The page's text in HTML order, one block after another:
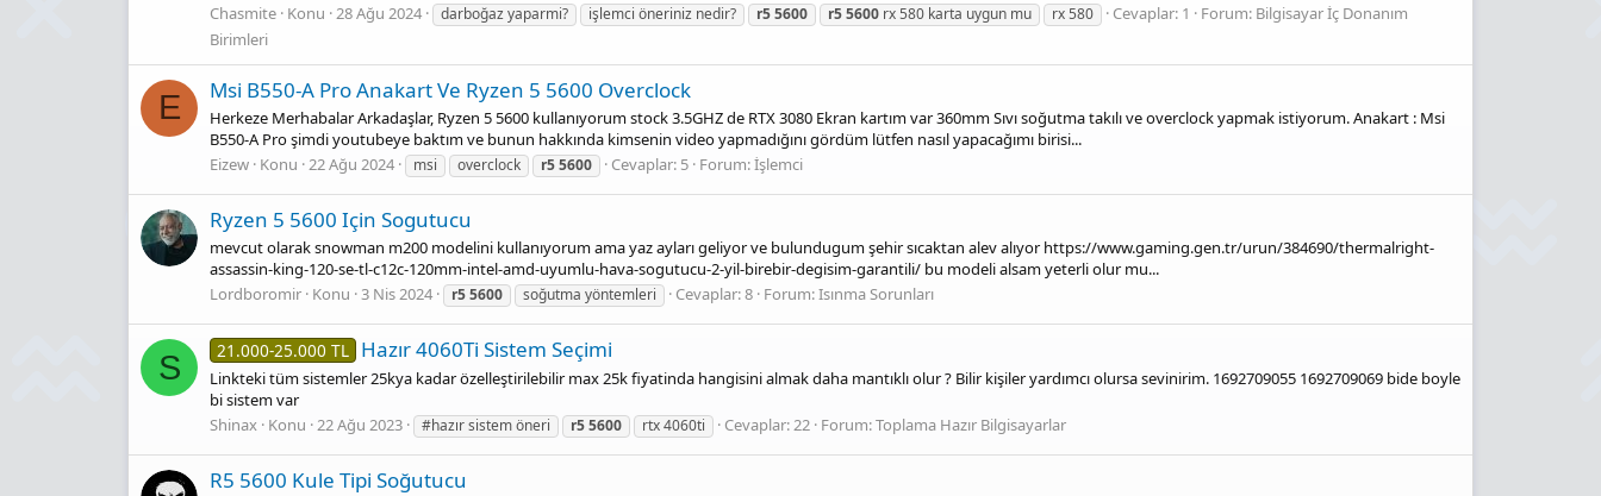
Chasmite Konu 28 Ağu 2024 darboğaz yaparmi? işlemci öneriniz nedir? r55600 r55600 rx 580 karta uygun mu rx 580 Cevaplar: 1 Forum: Bilgisayar İç Donanım
Birimleri
E Msi B550-A Pro Anakart Ve Ryzen 5 5600 Overclock
Herkeze Merhabalar Arkadaşlar, Ryzen 5 5600 kullanıyorum stock 3.5GHZ de RTX 3080 Ekran kartım var 360mm Sıvı soğutma takılı ve overclock yapmak istiyorum. Anakart : Msi
B550-A Pro şimdi youtubeye baktım ve bunun hakkında kimsenin video yapmadığını gördüm lütfen nasıl yapacağımı birisi...
Eizew Konu 22 Ağu 2024 msi overclock r55600 Cevaplar: 5 Forum:İşlemci
Ryzen 5 5600 Için Sogutucu
mevcut olarak snowman m200 modelini kullanıyorum ama yaz ayları geliyor ve bulundugum şehir sıcaktan alev alıyor https://www.gaming.gen.tr/urun/384690/thermalright-
assassin-king-120-se-tl-c12c-120mm-intel-amd-uyumlu-hava-sogutucu-2-yil-birebir-degisim-garantili/ bu modeli alsam yeterli olur mu...
Lordboromir Konu 3 Nis 2024 r55600 soğutma yöntemleri Cevaplar: 8 Forum:Isınma Sorunları
S 21.000-25.000 TL Hazır 4060Ti Sistem Seçimi
Linkteki tüm sistemler 25kya kadar özelleştirilebilir max 25k fiyatinda hangisini almak daha mantıklı olur ? Bilir kişiler yardımcı olursa sevinirim. 1692709055 1692709069 bide boyle
bi sistem var
Shinax Konu 22 Ağu 2023 #hazır sistem öneri r55600 rtx 4060ti Cevaplar: 22 Forum:Toplama Hazır Bilgisayarlar
R5 5600 Kule Tipi Soğutucu